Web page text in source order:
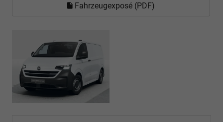
Fahrzeugexposé (PDF)